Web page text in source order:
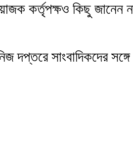
কর্তৃপক্ষও কিছু জানেন
দপ্তরে সাংবাদিকদের